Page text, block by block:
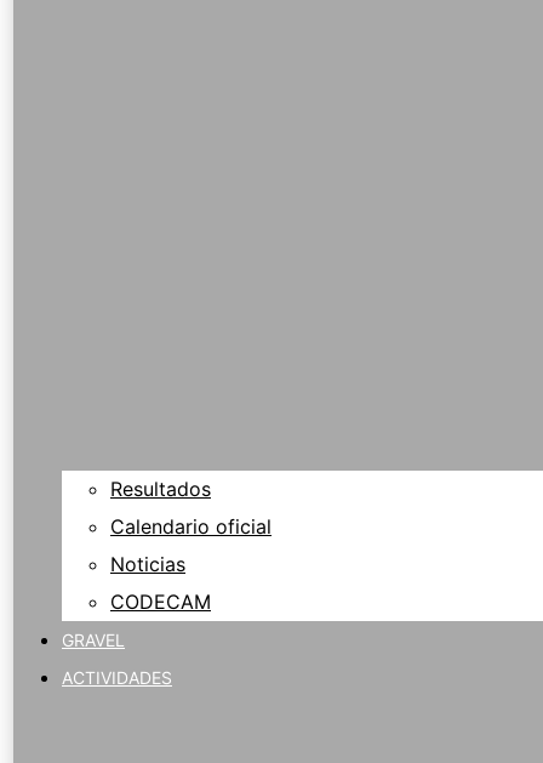
Resultados
Calendario oficial
Noticias
CODECAM
GRAVEL
ACTIVIDADES